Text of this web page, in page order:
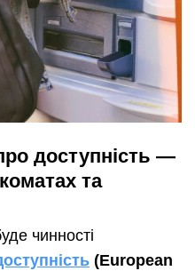
доступність —
та
чинності
(European